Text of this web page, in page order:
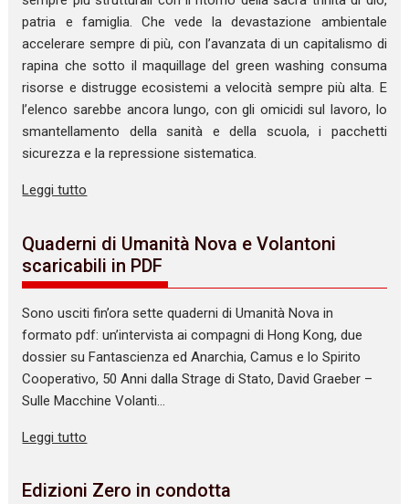
patria e famiglia. Che vede la devastazione ambientale
accelerare sempre di più, con l’avanzata di un capitalismo di
rapina che sotto il maquillage del green washing consuma
risorse e distrugge ecosistemi a velocità sempre più alta. E
l’elenco sarebbe ancora lungo, con gli omicidi sul lavoro, lo
smantellamento della sanità e della scuola, i pacchetti
sicurezza e la repressione sistematica.
Leggi tutto
Quaderni di Umanità Nova e Volantoni
scaricabili in PDF
Sono usciti fin’ora sette quaderni di Umanità Nova in
formato pdf: un’intervista ai compagni di Hong Kong, due
dossier su Fantascienza ed Anarchia, Camus e lo Spirito
Cooperativo, 50 Anni dalla Strage di Stato, David Graeber –
Sulle Macchine Volanti…
Leggi tutto
Edizioni Zero in condotta